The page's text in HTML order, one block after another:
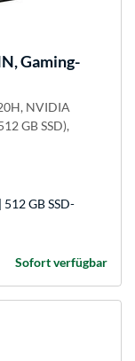
Gaming-
NVIDIA
GB SSD),
GB SSD-
Sofort verfügbar